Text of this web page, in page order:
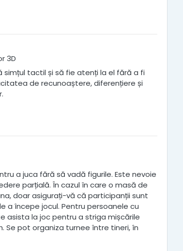
3D
tactil și să fie atenți la el fără a fi
de recunoaștere, diferențiere și
a juca fără să vadă figurile. Este nevoie
parțială. În cazul în care o masă de
doar asigurați-vă că participanții sunt
a începe jocul. Pentru persoanele cu
asista la joc pentru a striga mișcările
Se pot organiza turnee între tineri, în